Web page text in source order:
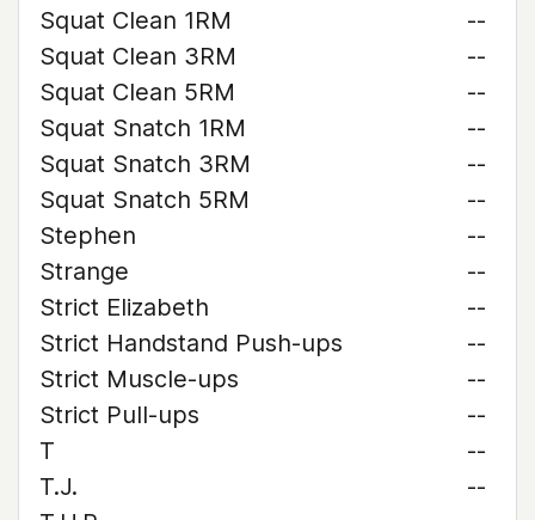
Squat Clean 1RM
--
Squat Clean 3RM
--
Squat Clean 5RM
--
Squat Snatch 1RM
--
Squat Snatch 3RM
--
Squat Snatch 5RM
--
Stephen
--
Strange
--
Strict Elizabeth
--
Strict Handstand Push-ups
--
Strict Muscle-ups
--
Strict Pull-ups
--
T
--
T.J.
--